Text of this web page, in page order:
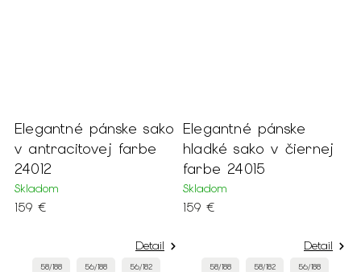
Elegantné pánske sako
v antracitovej farbe
24012
Skladom
159 €
Detail
58/188 56/188 56/182
Elegantné pánske
hladké sako v čiernej
farbe 24015
Skladom
159 €
Detail
58/188 58/182 56/188